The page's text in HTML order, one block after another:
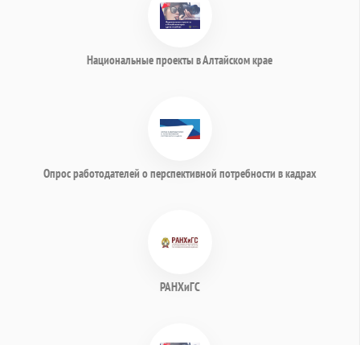
Национальные проекты в Алтайском крае
Опрос работодателей о перспективной потребности в кадрах
РАНХиГС